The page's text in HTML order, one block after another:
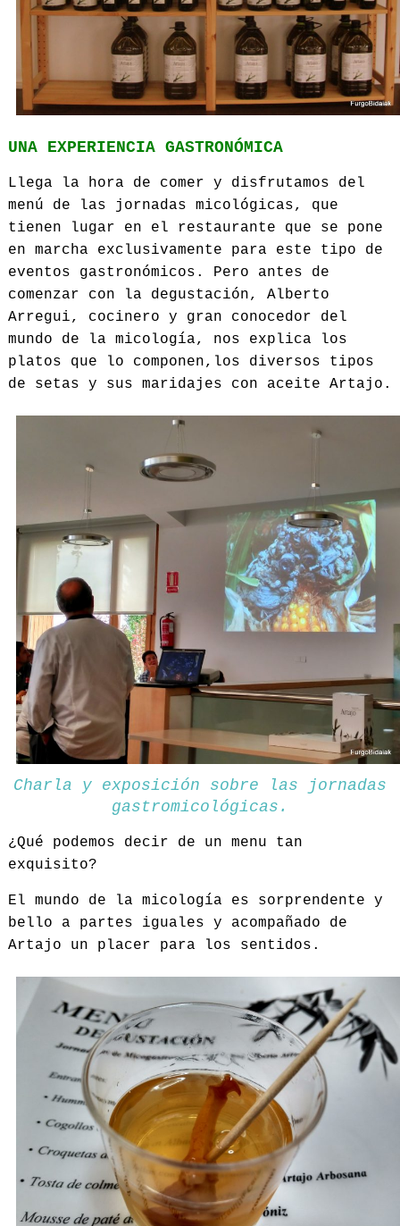
UNA EXPERIENCIA GASTRONÓMICA
Llega la hora de comer y disfrutamos del
menú de las jornadas micológicas, que
tienen lugar en el restaurante que se pone
en marcha exclusivamente para este tipo de
eventos gastronómicos. Pero antes de
comenzar con la degustación, Alberto
Arregui, cocinero y gran conocedor del
mundo de la micología, nos explica los
platos que lo componen,los diversos tipos
de setas y sus maridajes con aceite Artajo.
Charla y exposición sobre las jornadas
gastromicológicas.
¿Qué podemos decir de un menu tan
exquisito?
El mundo de la micología es sorprendente y
bello a partes iguales y acompañado de
Artajo un placer para los sentidos.